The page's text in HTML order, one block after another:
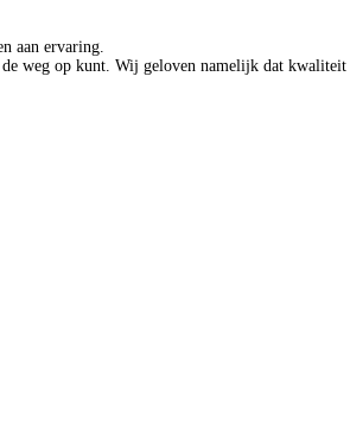
aan ervaring.
weg op kunt. Wij geloven namelijk dat kwaliteit